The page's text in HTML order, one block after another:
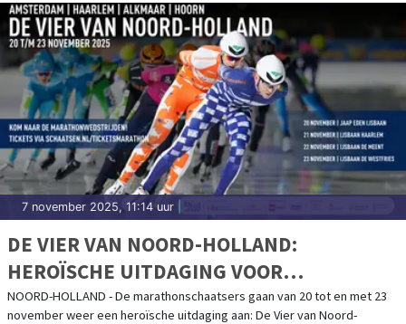
7 november 2025, 11:14 uur
DE VIER VAN NOORD-HOLLAND:
HEROÏSCHE UITDAGING VOOR
MARATHONSCHAATSERS
NOORD-HOLLAND - De marathonschaatsers gaan van 20 tot en met 23
november weer een heroïsche uitdaging aan: De Vier van Noord-